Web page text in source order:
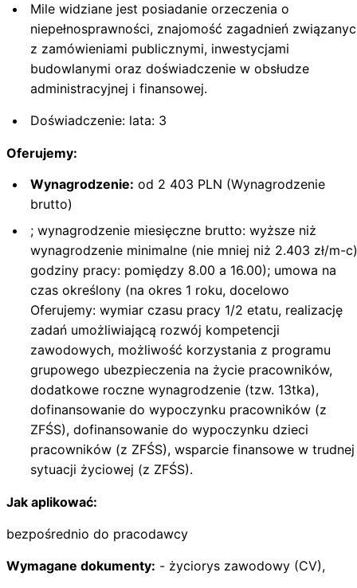
Mile widziane jest posiadanie orzeczenia o
niepełnosprawności, znajomość zagadnień
z zamówieniami publicznymi, inwestycjami
budowlanymi oraz doświadczenie w obsłudze
administracyjnej i finansowej.
Doświadczenie: lata: 3
Oferujemy:
Wynagrodzenie: od 2 403 PLN (Wynagrodzenie
brutto)
; wynagrodzenie miesięczne brutto: wyższe niż
wynagrodzenie minimalne (nie mniej niż 2.403 zł/m-
godziny pracy: pomiędzy 8.00 a 16.00); umowa na
czas określony (na okres 1 roku, docelowo
Oferujemy: wymiar czasu pracy 1/2 etatu, realizację
zadań umożliwiającą rozwój kompetencji
zawodowych, możliwość korzystania z programu
grupowego ubezpieczenia na życie pracowników,
dodatkowe roczne wynagrodzenie (tzw. 13tka),
dofinansowanie do wypoczynku pracowników (z
ZFŚS), dofinansowanie do wypoczynku dzieci
pracowników (z ZFŚS), wsparcie finansowe w trudnej
sytuacji życiowej (z ZFŚS).
Jak aplikować:
bezpośrednio do pracodawcy
Wymagane dokumenty: - życiorys zawodowy (CV),